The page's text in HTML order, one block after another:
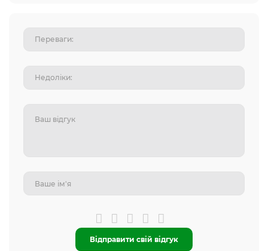
Відправити свій відгук